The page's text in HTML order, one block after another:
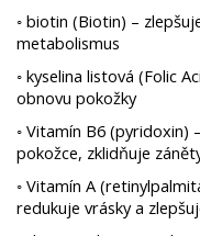
◦ biotin (Biotin) –
metabolismus
◦ kyselina listová (Folic
obnovu pokožky
◦ Vitamín B6 (pyridoxin)
pokožce, zklidňuje
◦ Vitamín A
redukuje vrásky a